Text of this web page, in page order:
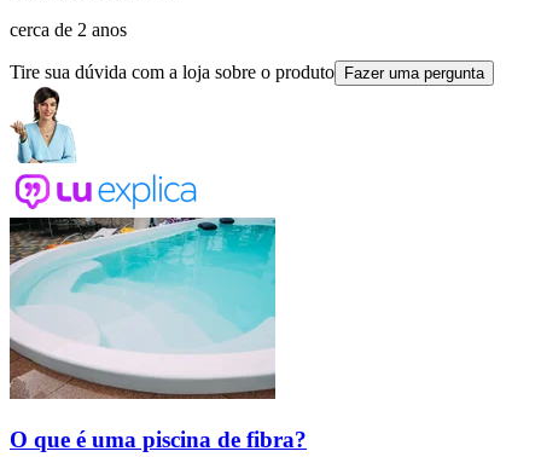
cerca de 2 anos
Tire sua dúvida com a loja sobre o produto Fazer uma pergunta
O que é uma piscina de fibra?